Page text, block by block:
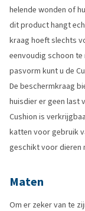
helende wonden of
dit product hangt
kraag hoeft slechts
eenvoudig schoon te
pasvorm kunt u de
De beschermkraag
huisdier er geen last
Cushion is
katten voor gebruik
geschikt voor dieren
Maten
Om er zeker van te